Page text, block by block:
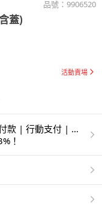
品號： 9906520
蓋)
活動賣場
款 | 行動支付 | 超
！